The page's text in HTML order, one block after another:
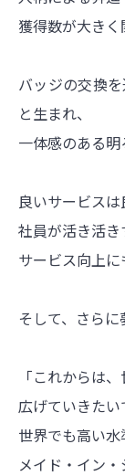
獲得数が大きく
バッジの交換
と生まれ、
一体感のある明
良いサービスは
社員が活き活
サービス向上に
そして、さらに
「これからは
広げていきたい
世界でも高い水
メイド・イン・